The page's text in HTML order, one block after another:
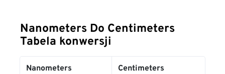
Nanometers Do Centimeters
Tabela konwersji
Nanometers Centimeters